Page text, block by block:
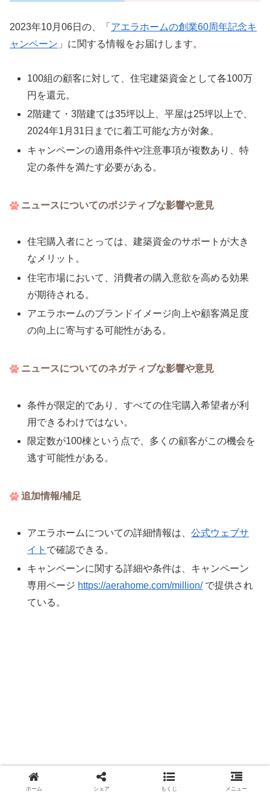
2023年10月06日の、「 アエラホームの創業60周年記念キ
ャンペーン 」に関する情報をお届けします。
100組の顧客に対して、住宅建築資金として各100万
円を還元。
2階建て・3階建ては35坪以上、平屋は25坪以上で、
2024年1月31日までに着工可能な方が対象。
キャンペーンの適用条件や注意事項が複数あり、特
定の条件を満たす必要がある。
ニュースについてのポジティブな影響や意見
住宅購入者にとっては、建築資金のサポートが大き
なメリット。
住宅市場において、消費者の購入意欲を高める効果
が期待される。
アエラホームのブランドイメージ向上や顧客満足度
の向上に寄与する可能性がある。
ニュースについてのネガティブな影響や意見
条件が限定的であり、すべての住宅購入希望者が利
用できるわけではない。
限定数が100棟という点で、多くの顧客がこの機会を
逃す可能性がある。
追加情報/補足
アエラホームについての詳細情報は、公式ウェブサ
イト で確認できる。
キャンペーンに関する詳細や条件は、キャンペーン
専用ページ https://aerahome.com/million/で提供され
ている。
ホーム シェア もくじ メニュー